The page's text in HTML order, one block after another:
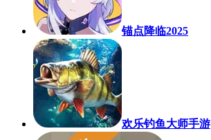
锚点降临2025
欢乐钓鱼大师手游